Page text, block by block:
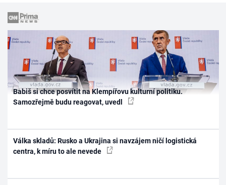
Babiš si chce posvítit na Klempířovu kulturní politiku.
Samozřejmě budu reagovat, uvedl
Válka skladů: Rusko a Ukrajina si navzájem ničí logistická
centra, k míru to ale nevede